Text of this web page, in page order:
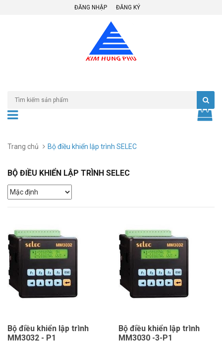
ĐĂNG NHẬP ĐĂNG KÝ
Trang chủ Bộ điều khiển lập trình SELEC
BỘ ĐIỀU KHIỂN LẬP TRÌNH SELEC
Bộ điều khiển lập trình
MM3032 - P1
Bộ điều khiển lập trình
MM3030 -3-P1